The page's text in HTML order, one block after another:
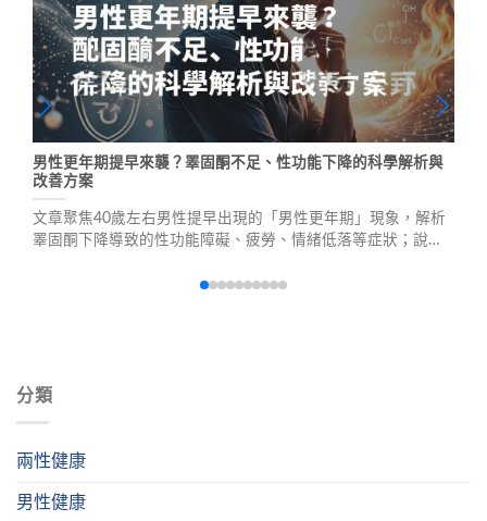
分類
兩性健康
男性健康
男性更年期提早來襲？睪固酮不足、性功能下降的科學解析與
改善方案
文章聚焦40歲左右男性提早出現的「男性更年期」現象，解析
睪固酮下降導致的性功能障礙、疲勞、情緒低落等症狀；說明
風險；並強調藥師專業評估必要性，避免自行用藥。附真實用